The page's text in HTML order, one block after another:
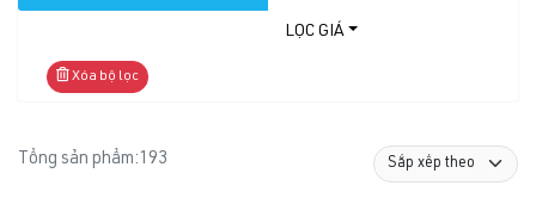
LỌC GIÁ
Xóa bộ lọc
Tổng sản phẩm: 193